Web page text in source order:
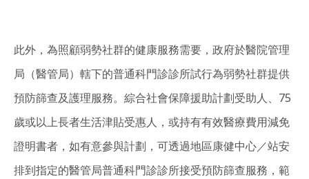
此外，為照顧弱勢社群的健康服務需要，政府於醫院管理
局（醫管局）轄下的普通科門診診所試行為弱勢社群提供
預防篩查及護理服務。綜合社會保障援助計劃受助人、75
歲或以上長者生活津貼受惠人，或持有有效醫療費用減免
證明書者，如有意參與計劃，可透過地區康健中心／站安
排到指定的醫管局普通科門診診所接受預防篩查服務，範